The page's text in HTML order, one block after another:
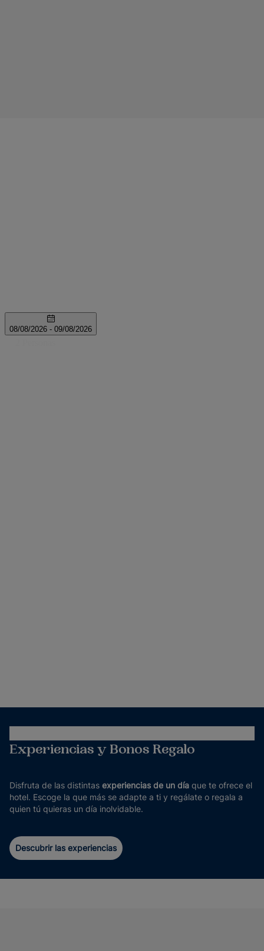
Experiencias y Bonos Regalo
Disfruta de las distintas experiencias de un día que te ofrece el
hotel. Escoge la que más se adapte a ti y regálate o regala a
quien tú quieras un día inolvidable.
Descubrir las experiencias